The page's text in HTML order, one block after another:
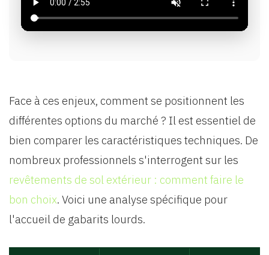
Face à ces enjeux, comment se positionnent les
différentes options du marché ? Il est essentiel de
bien comparer les caractéristiques techniques. De
nombreux professionnels s'interrogent sur les
revêtements de sol extérieur : comment faire le
bon choix. Voici une analyse spécifique pour
l'accueil de gabarits lourds.